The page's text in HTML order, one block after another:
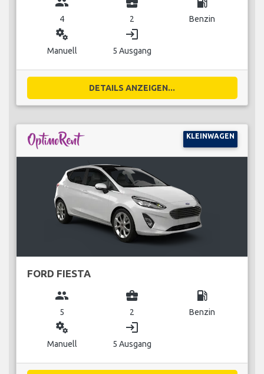
4 2 Benzin
miscellaneous_services
Manuell
login
5 Ausgang
DETAILS ANZEIGEN...
KLEINWAGEN
FORD FIESTA
group
5
business_center
2
local_gas_station
Benzin
miscellaneous_services
Manuell
login
5 Ausgang